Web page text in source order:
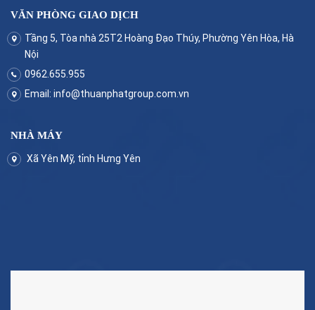
VĂN PHÒNG GIAO DỊCH
Tầng 5, Tòa nhà 25T2 Hoàng Đạo Thúy, Phường Yên Hòa, Hà
Nội
0962.655.955
Email: info@thuanphatgroup.com.vn
NHÀ MÁY
Xã Yên Mỹ, tỉnh Hưng Yên